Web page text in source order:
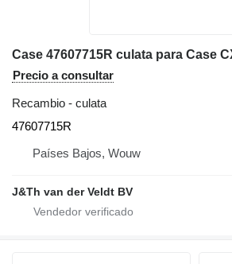
Case 47607715R culata para Case
Precio a consultar
Recambio - culata
47607715R
Países Bajos, Wouw
J&Th van der Veldt BV